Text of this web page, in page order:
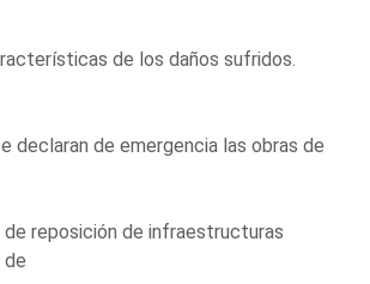
de los daños sufridos.
declaran de emergencia las obras de
de reposición de infraestructuras
de